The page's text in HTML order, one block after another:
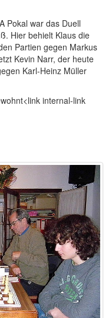
Pokal war das Duell
Hier behielt Klaus die
Partien gegen Markus
Kevin Narr, der heute
Karl-Heinz Müller
internal-link